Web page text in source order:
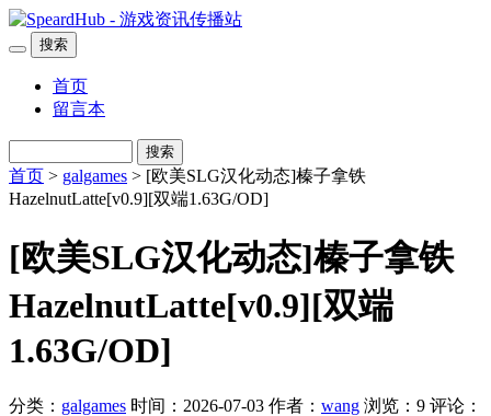
搜索
首页
留言本
搜索
首页 > galgames > [欧美SLG汉化动态]榛子拿铁
HazelnutLatte[v0.9][双端1.63G/OD]
[欧美SLG汉化动态]榛子拿铁
HazelnutLatte[v0.9][双端
1.63G/OD]
分类： galgames 时间：2026-07-03 作者： wang 浏览：9 评论：